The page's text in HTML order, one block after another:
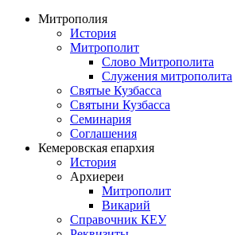
Митрополия
История
Митрополит
Слово Митрополита
Служения митрополита
Святые Кузбасса
Святыни Кузбасса
Семинария
Соглашения
Кемеровская епархия
История
Архиереи
Митрополит
Викарий
Справочник КЕУ